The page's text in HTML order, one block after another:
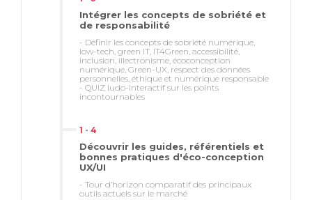
Un accès de 3 mois à OpenClassrooms est
compris pour assurer une montée en
Intégrer les concepts de sobriété et
de responsabilité
- Définir les concepts de sobriété numérique,
low-tech, green IT, IT4Green, accessibilité,
inclusion, illectronisme, écoconception
numérique, Green-UX, respect des données
personnelles, éthique et numérique responsable
- QUIZ ludo-interactif sur les points
incontournables
1 - 4
Découvrir les guides, référentiels et
bonnes pratiques d'éco-conception
UX/UI
- Tour d’horizon comparatif des principaux
outils actuels sur le marché